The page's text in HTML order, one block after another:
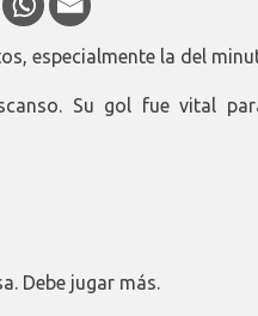
especialmente la del
Su gol fue vital
Debe jugar más.